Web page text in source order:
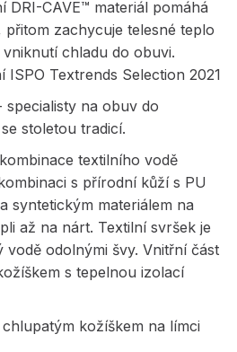
DRI-CAVE™ materiál pomáhá
zachycuje telesné teplo
chladu do obuvi.
ISPO Textrends Selection 2021
na obuv do
stoletou tradicí.
textilního vodě
s přírodní kůží s PU
syntetickým materiálem na
až na nárt. Textilní svršek je
vodě odolnými švy. Vnitřní část
s tepelnou izolací
kožíškem na límci